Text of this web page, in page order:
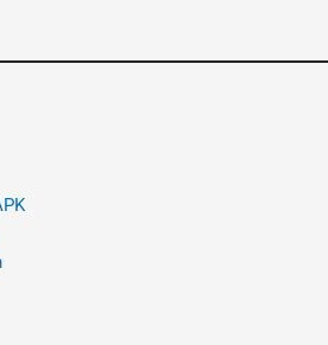
auto zonder geldige APK door het
te taxeren en een aanbieding te
Ongeacht de staat van uw auto
van een geldige APK, we zijn
uw voertuig.
Autoinkoop24h heeft een
en biedt een betrouwbare en